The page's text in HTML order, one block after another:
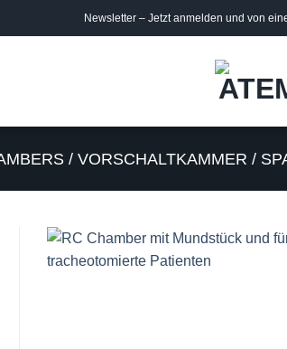
Newsletter – Jetzt anmelden und von
/ VORSCHALTKAMMER /